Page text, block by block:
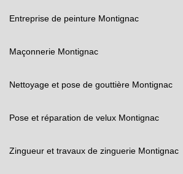
Entreprise de peinture Montignac
Maçonnerie Montignac
Nettoyage et pose de gouttière Montignac
Pose et réparation de velux Montignac
Zingueur et travaux de zinguerie Montignac